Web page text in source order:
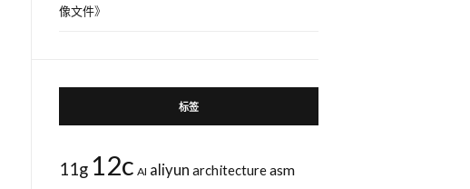
像文件》
标签
11g 12c AI aliyun architectureasm